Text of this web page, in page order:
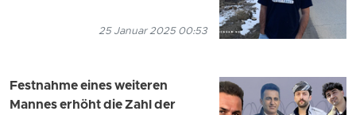
25 Januar 2025 00:53
Festnahme eines weiteren
Mannes erhöht die Zahl der